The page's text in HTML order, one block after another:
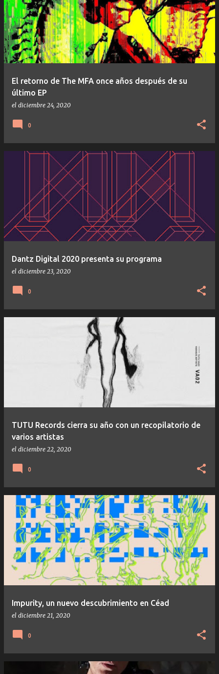
El retorno de The MFA once años después de su
último EP
el diciembre 24, 2020
0
Dantz Digital 2020 presenta su programa
el diciembre 23, 2020
0
TUTU Records cierra su año con un recopilatorio de
varios artistas
el diciembre 22, 2020
0
Impurity, un nuevo descubrimiento en Céad
el diciembre 21, 2020
0